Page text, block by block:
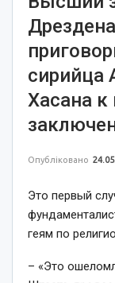
сирийца
Хасана
Опубліковано
Это первый
геям по
– «Это